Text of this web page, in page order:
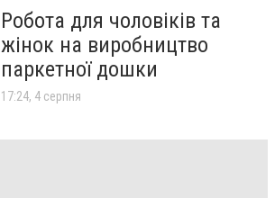
Робота для чоловіків та
жінок на виробництво
паркетної дошки
17:24, 4 серпня